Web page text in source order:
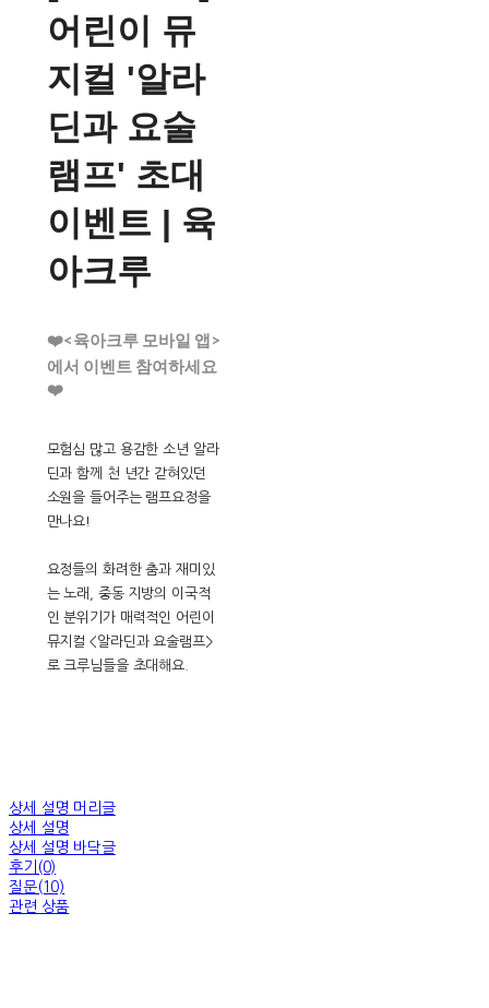
어린이 뮤
지컬 '알라
딘과 요술
램프' 초대
이벤트 | 육
아크루
❤️<육아크루 모바일 앱>
에서 이벤트 참여하세요
❤️
모험심 많고 용감한 소년 알라
딘과 함께 천 년간 갇혀있던
소원을 들어주는 램프요정을
만나요!
요정들의 화려한 춤과 재미있
는 노래, 중동 지방의 이국적
인 분위기가 매력적인 어린이
뮤지컬 <알라딘과 요술램프>
로 크루님들을 초대해요.
상세 설명 머리글
상세 설명
상세 설명 바닥글
후기(0)
질문(10)
관련 상품